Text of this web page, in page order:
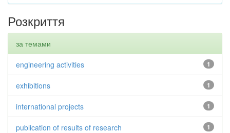
Розкриття
за темами
1
engineering activities
1
exhibitions
1
international projects
1
publication of results of research